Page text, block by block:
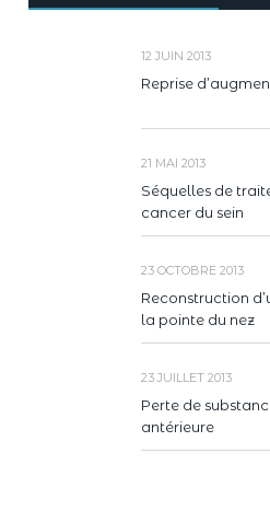
12 JUIN 2013
Reprise
21 MAI 2013
Séquelles de
cancer du sein
23 OCTOBRE 2013
Reconstruction
la pointe du nez
23 JUILLET 2013
Perte de
antérieure